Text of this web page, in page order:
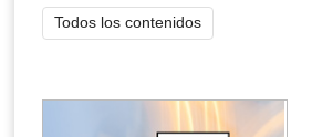
Todos los contenidos